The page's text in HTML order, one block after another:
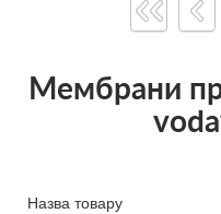
Мембрани
Назва товару